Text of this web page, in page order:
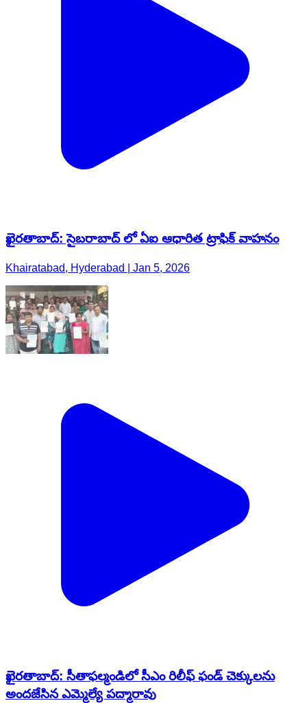
ఖైరతాబాద్: సైబరాబాద్ లో ఏఐ ఆధారిత ట్రాఫిక్ వాహనం
Khairatabad, Hyderabad | Jan 5, 2026
ఖైరతాబాద్: సీతాఫల్మండిలో సీఎం రిలీఫ్ ఫండ్ చెక్కులను
అందజేసిన ఎమ్మెల్యే పద్మారావు